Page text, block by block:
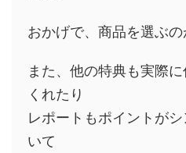
おかげで、商品を選ぶの
また、他の特典も実際
くれたり
レポートもポイントが
いて